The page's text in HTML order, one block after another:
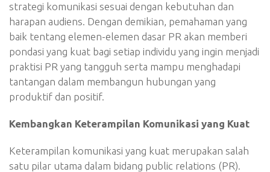
strategi komunikasi sesuai dengan kebutuhan dan
harapan audiens. Dengan demikian, pemahaman yang
baik tentang elemen-elemen dasar PR akan memberi
pondasi yang kuat bagi setiap individu yang ingin menjadi
praktisi PR yang tangguh serta mampu menghadapi
tantangan dalam membangun hubungan yang
produktif dan positif.
Kembangkan Keterampilan Komunikasi yang Kuat
Keterampilan komunikasi yang kuat merupakan salah
satu pilar utama dalam bidang public relations (PR).